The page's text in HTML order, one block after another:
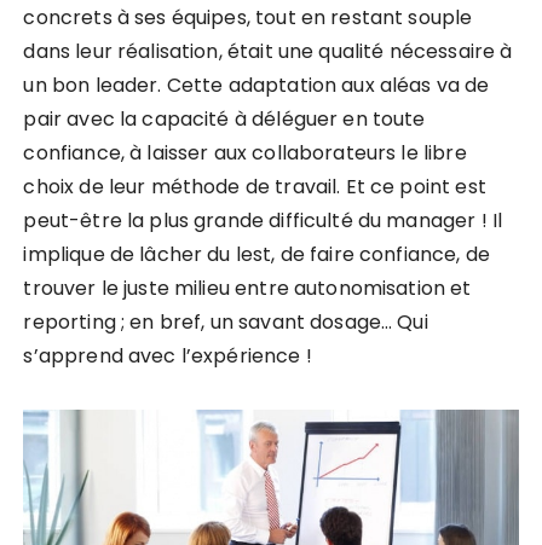
concrets à ses équipes, tout en restant souple
dans leur réalisation, était une qualité nécessaire à
un bon leader. Cette adaptation aux aléas va de
pair avec la capacité à déléguer en toute
confiance, à laisser aux collaborateurs le libre
choix de leur méthode de travail. Et ce point est
peut-être la plus grande difficulté du manager ! Il
implique de lâcher du lest, de faire confiance, de
trouver le juste milieu entre autonomisation et
reporting ; en bref, un savant dosage… Qui
s’apprend avec l’expérience !